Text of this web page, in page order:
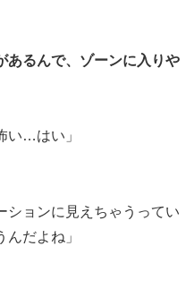
あるんで、ゾーンに入りや
…はい」
ションに見えちゃうってい
だよね」